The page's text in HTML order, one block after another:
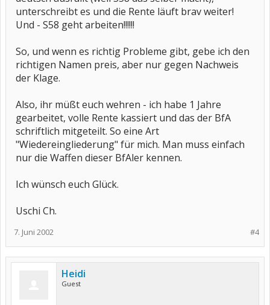
unterschreibt es und die Rente läuft brav weiter!
Und - S58 geht arbeiten!!!!!!
So, und wenn es richtig Probleme gibt, gebe ich den
richtigen Namen preis, aber nur gegen Nachweis
der Klage.
Also, ihr müßt euch wehren - ich habe 1 Jahre
gearbeitet, volle Rente kassiert und das der BfA
schriftlich mitgeteilt. So eine Art
"Wiedereingliederung" für mich. Man muss einfach
nur die Waffen dieser BfAler kennen.
Ich wünsch euch Glück.
Uschi Ch.
#4
7. Juni 2002
Heidi
Guest